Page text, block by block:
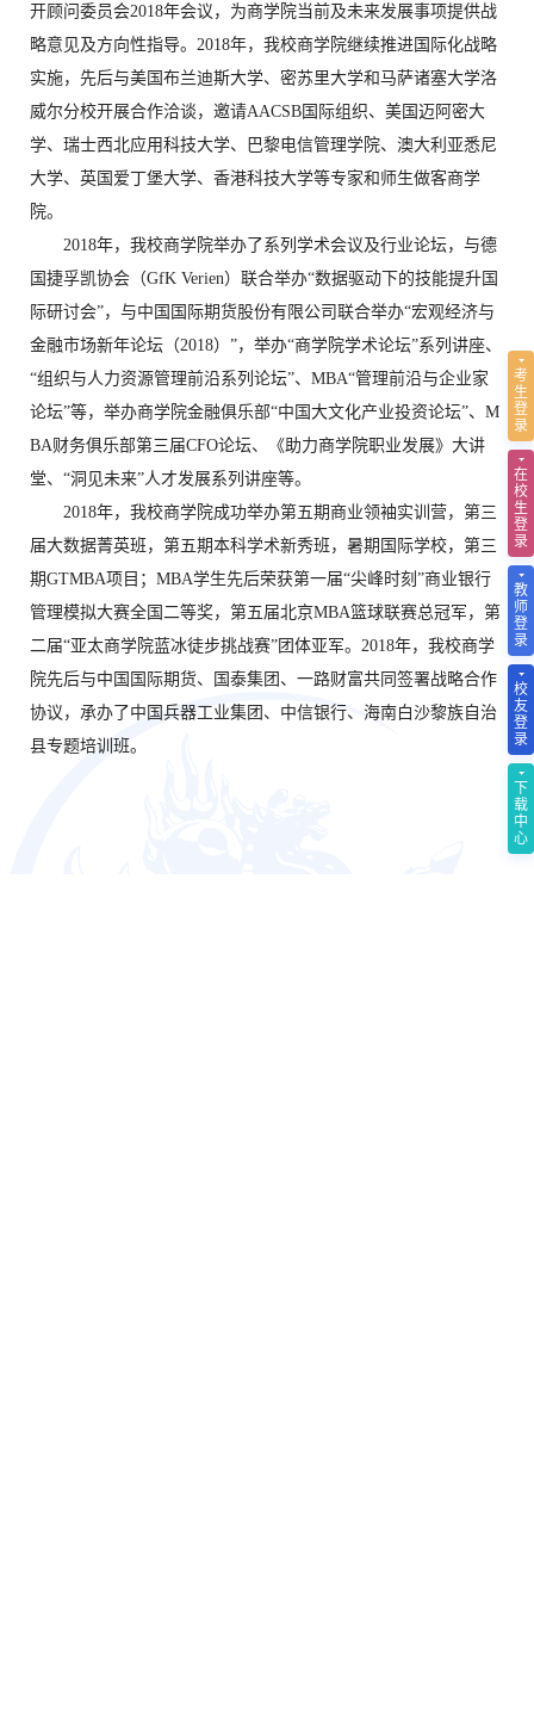
开顾问委员会2018年会议，为商学院当前及未来发展事项提供战
略意见及方向性指导。2018年，我校商学院继续推进国际化战略
实施，先后与美国布兰迪斯大学、密苏里大学和马萨诸塞大学洛
威尔分校开展合作洽谈，邀请AACSB国际组织、美国迈阿密大
学、瑞士西北应用科技大学、巴黎电信管理学院、澳大利亚悉尼
大学、英国爱丁堡大学、香港科技大学等专家和师生做客商学
院。
2018年，我校商学院举办了系列学术会议及行业论坛，与德
国捷孚凯协会（GfK Verien）联合举办“数据驱动下的技能提升国
际研讨会”，与中国国际期货股份有限公司联合举办“宏观经济与
金融市场新年论坛（2018）”，举办“商学院学术论坛”系列讲座、
“组织与人力资源管理前沿系列论坛”、MBA“管理前沿与企业家
论坛”等，举办商学院金融俱乐部“中国大文化产业投资论坛”、M
BA财务俱乐部第三届CFO论坛、《助力商学院职业发展》大讲
堂、“洞见未来”人才发展系列讲座等。
2018年，我校商学院成功举办第五期商业领袖实训营，第三
届大数据菁英班，第五期本科学术新秀班，暑期国际学校，第三
期GTMBA项目；MBA学生先后荣获第一届“尖峰时刻”商业银行
管理模拟大赛全国二等奖，第五届北京MBA篮球联赛总冠军，第
二届“亚太商学院蓝冰徒步挑战赛”团体亚军。2018年，我校商学
院先后与中国国际期货、国泰集团、一路财富共同签署战略合作
协议，承办了中国兵器工业集团、中信银行、海南白沙黎族自治
县专题培训班。
考
生
登
录
在
校
生
登
录
教
师
登
录
校
友
登
录
下
载
中
心